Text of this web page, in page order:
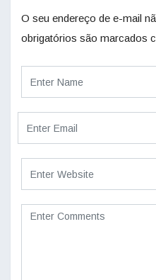
O seu endereço de e-mail
obrigatórios são marcados